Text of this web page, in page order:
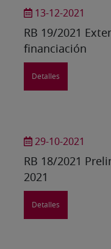
13-12-2021
RB 19/2021
financiación
Detalles
29-10-2021
RB 18/2021
2021
Detalles